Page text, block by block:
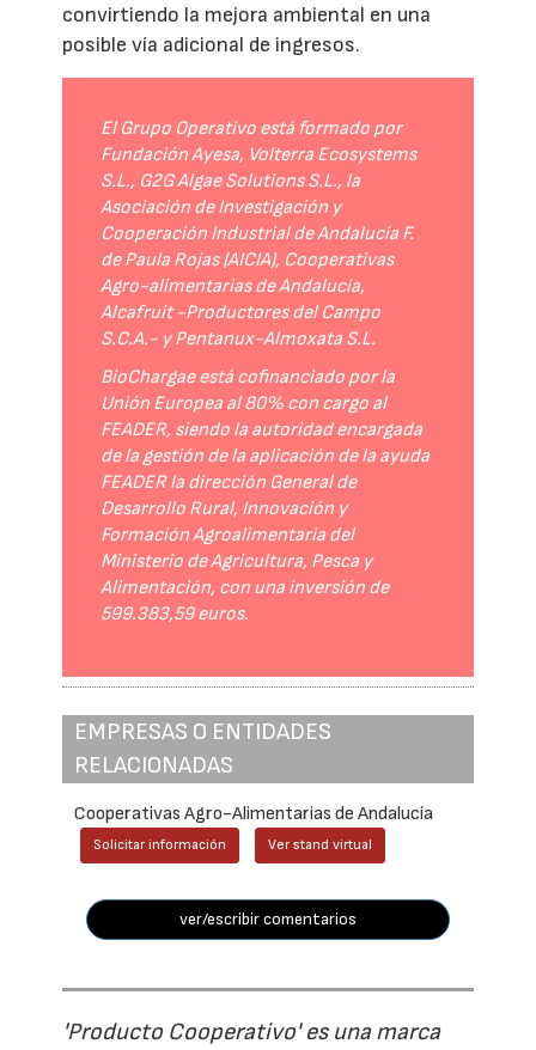
convirtiendo la mejora ambiental en una
posible vía adicional de ingresos.
El Grupo Operativo está formado por
Fundación Ayesa, Volterra Ecosystems
S.L., G2G Algae Solutions S.L., la
Asociación de Investigación y
Cooperación Industrial de Andalucía F.
de Paula Rojas (AICIA), Cooperativas
Agro-alimentarias de Andalucía,
Alcafruit -Productores del Campo
S.C.A.- y Pentanux-Almoxata S.L.
BioChargae está cofinanciado por la
Unión Europea al 80% con cargo al
FEADER, siendo la autoridad encargada
de la gestión de la aplicación de la ayuda
FEADER la dirección General de
Desarrollo Rural, Innovación y
Formación Agroalimentaria del
Ministerio de Agricultura, Pesca y
Alimentación, con una inversión de
599.383,59 euros.
EMPRESAS O ENTIDADES
RELACIONADAS
Cooperativas Agro-Alimentarias de Andalucía
Solicitar información Ver stand virtual
ver/escribir comentarios
'Producto Cooperativo' es una marca